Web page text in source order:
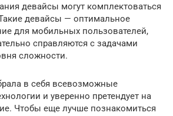
девайсы могут комплектоваться
девайсы — оптимальное
для мобильных пользователей,
справляются с задачами
сложности.
в себя всевозможные
и уверенно претендует на
Чтобы еще лучше познакомиться